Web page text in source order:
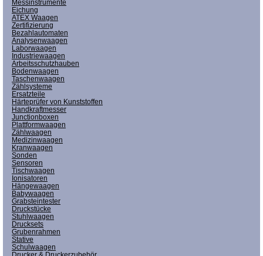
Messinstrumente
Eichung
ATEX Waagen
Zertifizierung
Bezahlautomaten
Analysenwaagen
Laborwaagen
Industriewaagen
Arbeitsschutzhauben
Bodenwaagen
Taschenwaagen
Zählsysteme
Ersatzteile
Härteprüfer von Kunststoffen
Handkraftmesser
Junctionboxen
Plattformwaagen
Zählwaagen
Medizinwaagen
Kranwaagen
Sonden
Sensoren
Tischwaagen
Ionisatoren
Hängewaagen
Babywaagen
Grabsteintester
Druckstücke
Stuhlwaagen
Drucksets
Grubenrahmen
Stative
Schulwaagen